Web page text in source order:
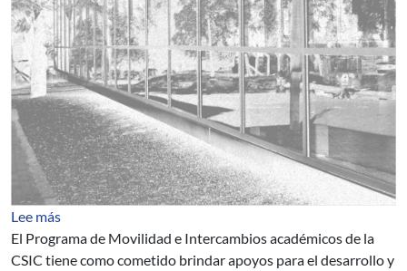
Lee mássobre Cuarto llamado del Programa de Movilidad e
El Programa de Movilidad e Intercambios académicos de la
CSIC tiene como cometido brindar apoyos para el desarrollo y